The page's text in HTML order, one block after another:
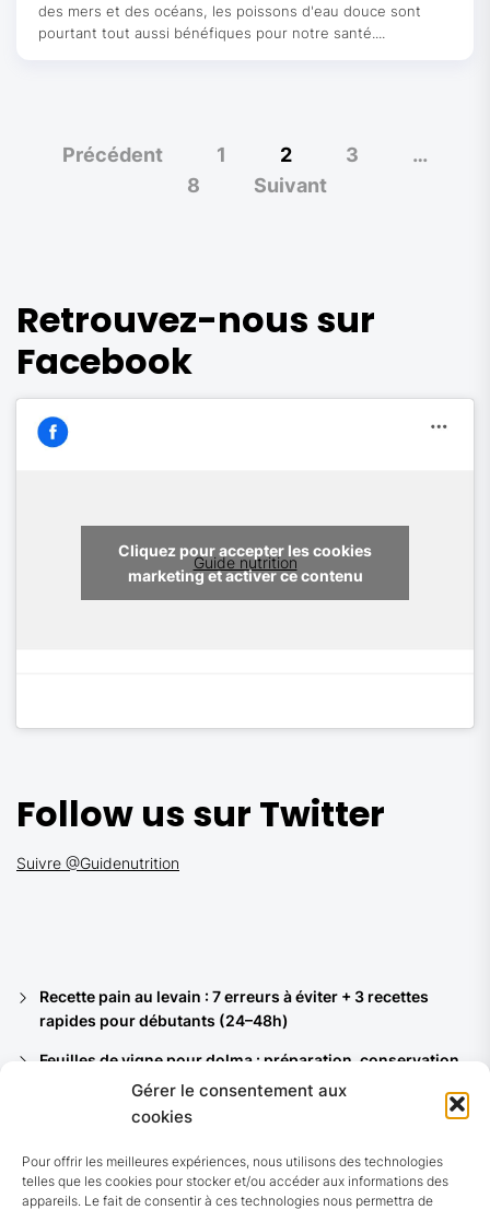
Gérer le consentement aux
cookies
Pour offrir les meilleures expériences, nous utilisons des technologies
telles que les cookies pour stocker et/ou accéder aux informations des
appareils. Le fait de consentir à ces technologies nous permettra de
des mers et des océans, les poissons d'eau douce sont
pourtant tout aussi bénéfiques pour notre santé....
Pagination
Précédent 1 2 3
…
8
Suivant
Retrouvez-nous sur
Facebook
Guide nutrition
Cliquez pour accepter les cookies
marketing et activer ce contenu
Follow us sur Twitter
Suivre @Guidenutrition
Recette pain au levain : 7 erreurs à éviter + 3 recettes
rapides pour débutants (24–48h)
Feuilles de vigne pour dolma : préparation, conservation
et 8 recettes du bassin méditerranéen
Ferments lactiques : quelles souches pour vos yaourts,
Pain noir allemand (Vollkornbrot) : recette authentique et